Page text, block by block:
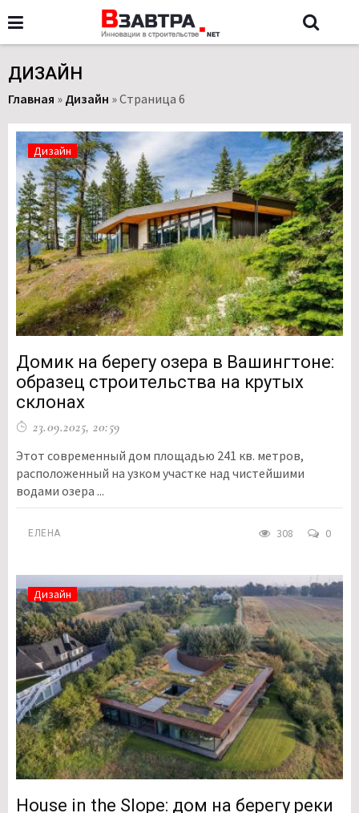
ДИЗАЙН
Главная » Дизайн »Страница 6
Дизайн
Домик на берегу озера в Вашингтоне:
образец строительства на крутых
склонах
23.09.2025, 20:59
Этот современный дом площадью 241 кв. метров,
расположенный на узком участке над чистейшими
водами озера ...
ЕЛЕНА 308 0
Дизайн
House in the Slope: дом на берегу реки